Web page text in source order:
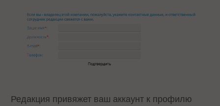
Редакция привяжет ваш аккаунт к профилю